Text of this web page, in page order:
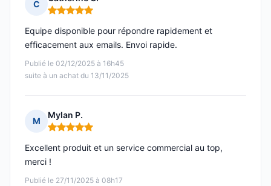
C
Note : 5 sur 5
Publié le 02/12/2025 à 16h45
suite à un achat du 13/11/2025
Equipe disponible pour répondre rapidement et
efficacement aux emails. Envoi rapide.
M
Mylan P.
Note : 5 sur 5
Publié le 27/11/2025 à 08h17
Excellent produit et un service commercial au top,
merci !